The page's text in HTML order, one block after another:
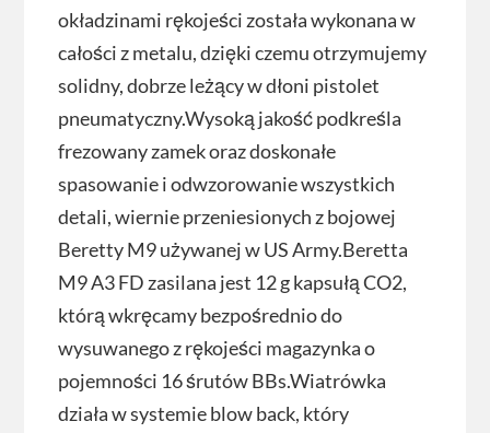
okładzinami rękojeści została wykonana w
całości z metalu, dzięki czemu otrzymujemy
solidny, dobrze leżący w dłoni pistolet
pneumatyczny.Wysoką jakość podkreśla
frezowany zamek oraz doskonałe
spasowanie i odwzorowanie wszystkich
detali, wiernie przeniesionych z bojowej
Beretty M9 używanej w US Army.Beretta
M9 A3 FD zasilana jest 12 g kapsułą CO2,
którą wkręcamy bezpośrednio do
wysuwanego z rękojeści magazynka o
pojemności 16 śrutów BBs.Wiatrówka
działa w systemie blow back, który